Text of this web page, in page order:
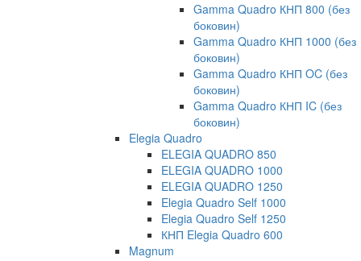
Gamma Quadro КНП 800 (без
боковин)
Gamma Quadro КНП 1000 (без
боковин)
Gamma Quadro КНП OC (без
боковин)
Gamma Quadro КНП IC (без
боковин)
Elegia Quadro
ELEGIA QUADRO 850
ELEGIA QUADRO 1000
ELEGIA QUADRO 1250
Elegia Quadro Self 1000
Elegia Quadro Self 1250
КНП Elegia Quadro 600
Magnum